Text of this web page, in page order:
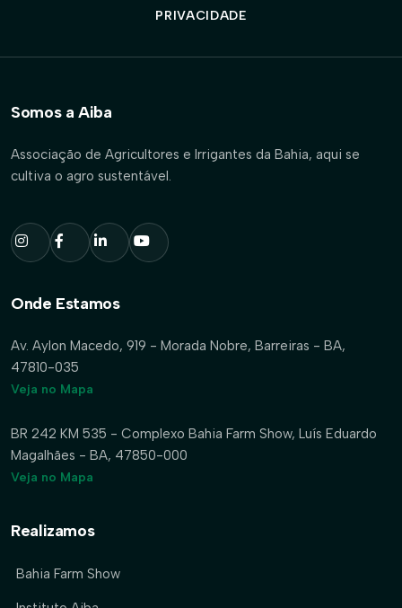
PRIVACIDADE
Somos a Aiba
Associação de Agricultores e Irrigantes da Bahia, aqui se
cultiva o agro sustentável.
Onde Estamos
Av. Aylon Macedo, 919 - Morada Nobre, Barreiras - BA,
47810-035
Veja no Mapa
BR 242 KM 535 - Complexo Bahia Farm Show, Luís Eduardo
Magalhães - BA, 47850-000
Veja no Mapa
Realizamos
Bahia Farm Show